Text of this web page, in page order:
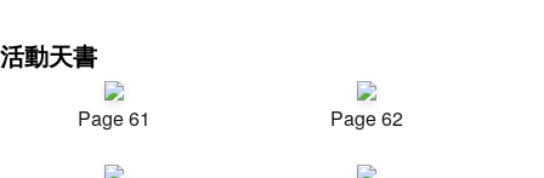
活動天書
Page 61 Page 62